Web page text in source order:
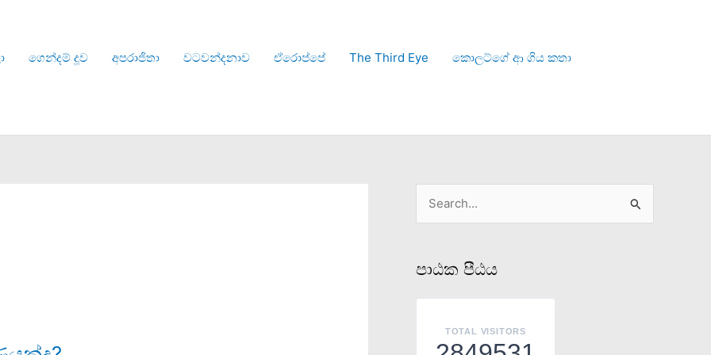
ගෙන්දම් දූව අපරාජිතා වටවන්දනාව ඒරොප්පේ The Third Eye
කොලට්ගේ ආ ගිය කතා
r
c
පාඨක පීඨය
TOTAL VISITORS